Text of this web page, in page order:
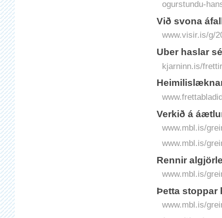
ogurstundu-
Við svona
www.visir.is/g/
Uber haslar
kjarninn.is/
Verkið á
www.mbl.is/
www.mbl.is/
Rennir
www.mbl.is/
Þetta stoppar
www.mbl.is/